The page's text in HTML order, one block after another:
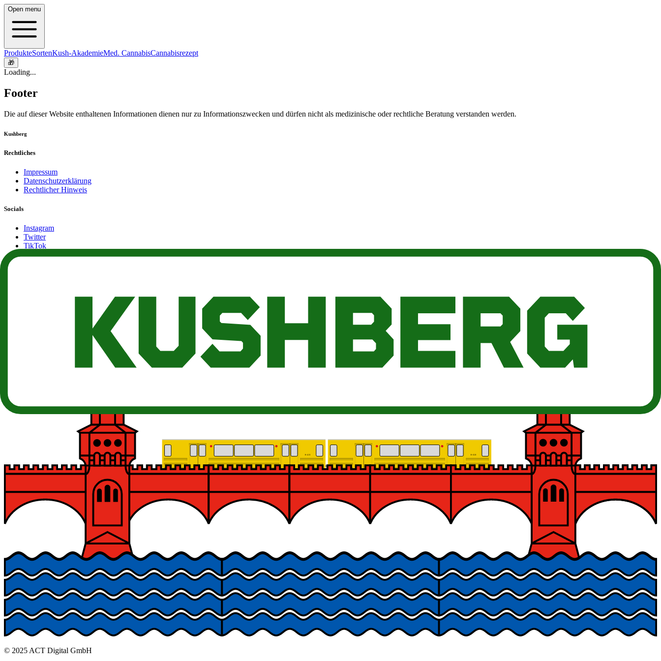
Open menu
ProdukteSortenKush-AkademieMed. CannabisCannabisrezept
🎁
Loading...
Footer
Die auf dieser Website enthaltenen Informationen dienen nur zu Informationszwecken und dürfen nicht als medizinische oder rechtliche Beratung verstanden werden.
Kushberg
Rechtliches
Impressum
Datenschutzerklärung
Rechtlicher Hinweis
Socials
Instagram
Twitter
TikTok
Twitch
Neuigkeiten über Cannabis & Legalisierung, unseren Blog und Beiträge aus der Community. Jederzeit kündbar.
© 2025 ACT Digital GmbH